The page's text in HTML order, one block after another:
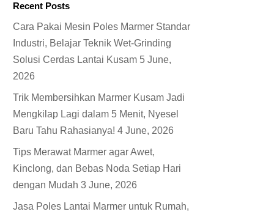
Recent Posts
Cara Pakai Mesin Poles Marmer Standar
Industri, Belajar Teknik Wet-Grinding
Solusi Cerdas Lantai Kusam 5 June,
2026
Trik Membersihkan Marmer Kusam Jadi
Mengkilap Lagi dalam 5 Menit, Nyesel
Baru Tahu Rahasianya! 4 June, 2026
Tips Merawat Marmer agar Awet,
Kinclong, dan Bebas Noda Setiap Hari
dengan Mudah 3 June, 2026
Jasa Poles Lantai Marmer untuk Rumah,